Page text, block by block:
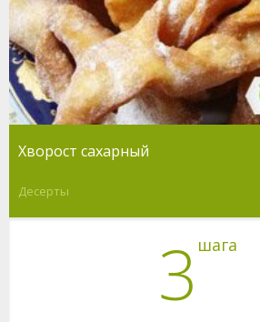
Хворост сахарный
Десерты
3 шага